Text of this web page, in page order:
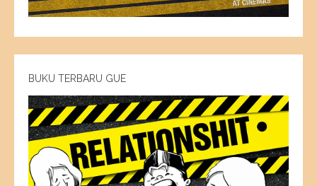
BUKU TERBARU GUE